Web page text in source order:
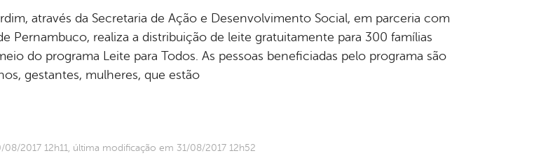
através da Secretaria de Ação e Desenvolvimento Social, em parceria com
Pernambuco, realiza a distribuição de leite gratuitamente para 300 famílias
do programa Leite para Todos. As pessoas beneficiadas pelo programa são
gestantes, mulheres, que estão
2017 12h11, última modificação em 31/08/2017 12h52